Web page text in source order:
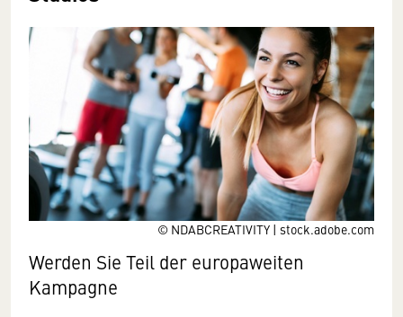
© NDABCREATIVITY | stock.adobe.com
Werden Sie Teil der europaweiten
Kampagne